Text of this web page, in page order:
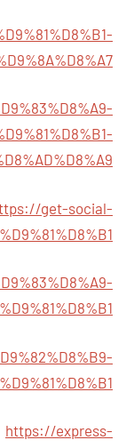
get-social-
https://express-